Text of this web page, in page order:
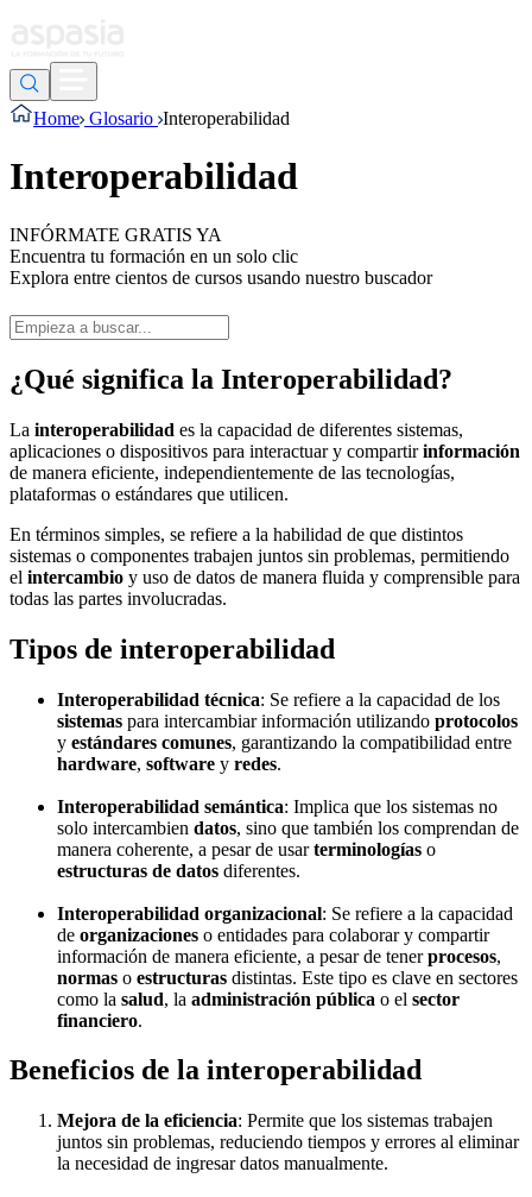
Home Glosario Interoperabilidad
Interoperabilidad
INFÓRMATE GRATIS YA
Encuentra tu formación en un solo clic
Explora entre cientos de cursos usando nuestro buscador
¿Qué significa la Interoperabilidad?
La interoperabilidad es la capacidad de diferentes sistemas,
aplicaciones o dispositivos para interactuar y compartirinformación
de manera eficiente, independientemente de las tecnologías,
plataformas o estándares que utilicen.
En términos simples, se refiere a la habilidad de que distintos
sistemas o componentes trabajen juntos sin problemas, permitiendo
el intercambio y uso de datos de manera fluida y comprensible para
todas las partes involucradas.
Tipos de interoperabilidad
Interoperabilidad técnica: Se refiere a la capacidad de los
sistemas para intercambiar información utilizando protocolos
y estándares comunes, garantizando la compatibilidad entre
hardware, software y redes.
Interoperabilidad semántica: Implica que los sistemas no
solo intercambien datos, sino que también los comprendan de
manera coherente, a pesar de usarterminologías o
estructuras de datos diferentes.
Interoperabilidad organizacional: Se refiere a la capacidad
de organizaciones o entidades para colaborar y compartir
información de manera eficiente, a pesar de tenerprocesos,
normas o estructuras distintas. Este tipo es clave en sectores
como la salud, la administración pública o el sector
financiero.
Beneficios de la interoperabilidad
Mejora de la eficiencia: Permite que los sistemas trabajen
juntos sin problemas, reduciendo tiempos y errores al eliminar
la necesidad de ingresar datos manualmente.